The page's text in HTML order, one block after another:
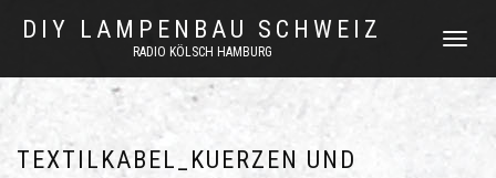
DIY LAMPENBAU SCHWEIZ
RADIO KÖLSCH HAMBURG
TEXTILKABEL_KUERZEN UND